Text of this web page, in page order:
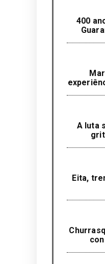
400
A luta
Eita,